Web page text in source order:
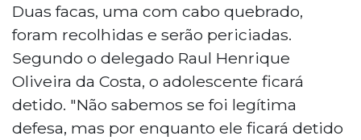
Duas facas, uma com cabo quebrado,
foram recolhidas e serão periciadas.
Segundo o delegado Raul Henrique
Oliveira da Costa, o adolescente ficará
detido. "Não sabemos se foi legítima
defesa, mas por enquanto ele ficará detido